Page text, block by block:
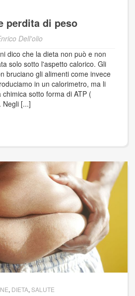
perdita di peso
Dell'olio
dico che la dieta non può e non
solo sotto l'aspetto calorico. Gli
bruciano gli alimenti come invece
in un calorimetro, ma li
sotto forma di ATP (
Negli [...]
, DIETA, SALUTE